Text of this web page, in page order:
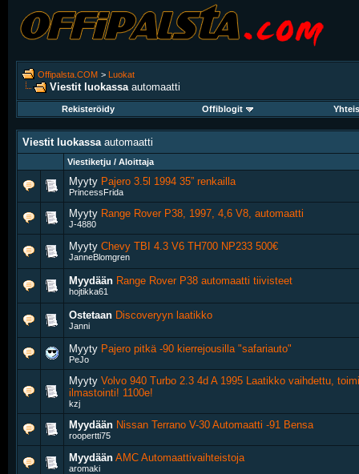
Offipalsta.COM > Luokat
Viestit luokassa automaatti
Rekisteröidy Offiblogit
Viestit luokassa automaatti
Viestiketju / Aloittaja
Myyty Pajero 3.5l 1994 35” renkailla
PrincessFrida
Myyty Range Rover P38, 1997, 4,6 V8, automaatti
J-4880
Myyty Chevy TBI 4.3 V6 TH700 NP233 500€
JanneBlomgren
Myydään Range Rover P38 automaatti tiivisteet
hojtikka61
Ostetaan Discoveryyn laatikko
Janni
Myyty Pajero pitkä -90 kierrejousilla "safariauto"
PeJo
Myyty Volvo 940 Turbo 2.3 4d A 1995 Laatikko vaihdettu,
ilmastointi! 1100e!
kzj
Myydään Nissan Terrano V-30 Automaatti -91 Bensa
roopertti75
Myydään AMC Automaattivaihteistoja
aromaki